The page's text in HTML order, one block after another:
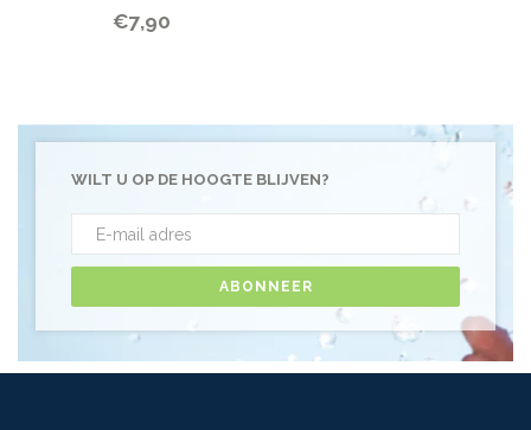
€7,90
WILT U OP DE HOOGTE BLIJVEN?
ABONNEER